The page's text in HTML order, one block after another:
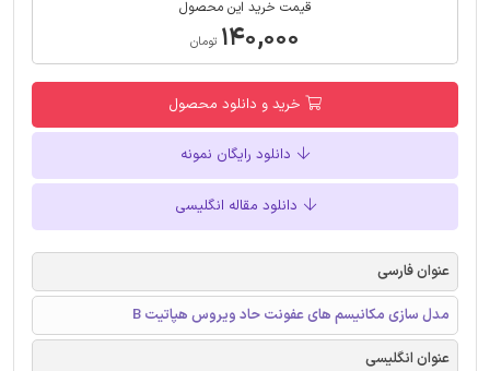
قیمت خرید این محصول
۱۴۰,۰۰۰ تومان
خرید و دانلود محصول
دانلود رایگان نمونه
دانلود مقاله انگلیسی
عنوان فارسی
مدل سازی مکانیسم های عفونت حاد ویروس هپاتیت B
عنوان انگلیسی